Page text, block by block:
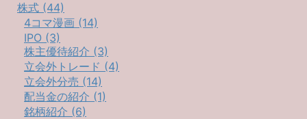
株式 (44)
4コマ漫画 (14)
IPO (3)
株主優待紹介 (3)
立会外トレード (4)
立会外分売 (14)
配当金の紹介 (1)
銘柄紹介 (6)